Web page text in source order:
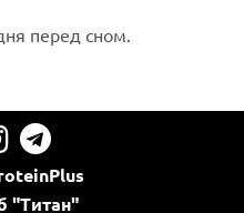
перед сном.
"Титан"